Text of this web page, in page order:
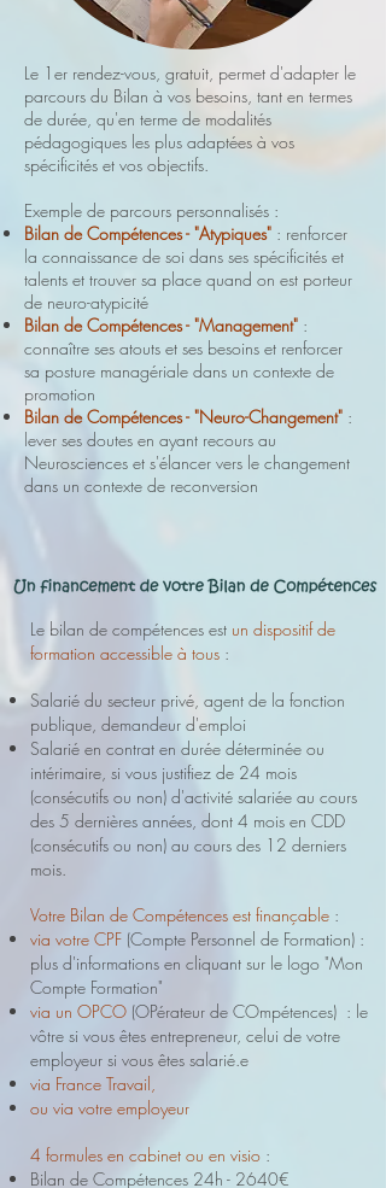
Le 1er rendez-vous, gratuit, permet d'adapter le
parcours du Bilan à vos besoins, tant en termes
de durée, qu'en terme de modalités
pédagogiques les plus adaptées à vos
spécificités et vos objectifs.
Exemple de parcours personnalisés :
Bilan de Compétences - "Atypiques" : renforcer
la connaissance de soi dans ses spécificités et
talents et trouver sa place quand on est porteur
de neuro-atypicité
Bilan de Compétences - "Management" :
connaître ses atouts et ses besoins et renforcer
sa posture managériale dans un contexte de
promotion
Bilan de Compétences - "Neuro-Changement" :
lever ses doutes en ayant recours au
Neurosciences et s'élancer vers le changement
dans un contexte de reconversion
Le bilan de compétences est un dispositif de
formation accessible à tous :
Salarié du secteur privé, agent de la fonction
publique, demandeur d'emploi
Salarié en contrat en durée déterminée ou
intérimaire, si vous justifiez de 24 mois
(consécutifs ou non) d'activité salariée au cours
des 5 dernières années, dont 4 mois en CDD
(consécutifs ou non) au cours des 12 derniers
mois.
Votre Bilan de Compétences est finançable :
via votre CPF (Compte Personnel de Formation) :
plus d'informations en cliquant sur le logo "Mon
Compte Formation"
via un OPCO (OPérateur de COmpétences) : le
vôtre si vous êtes entrepreneur, celui de votre
employeur si vous êtes salarié.e
via France Travail,
ou via votre employeur
4 formules en cabinet ou en visio :
Bilan de Compétences 24h - 2640€